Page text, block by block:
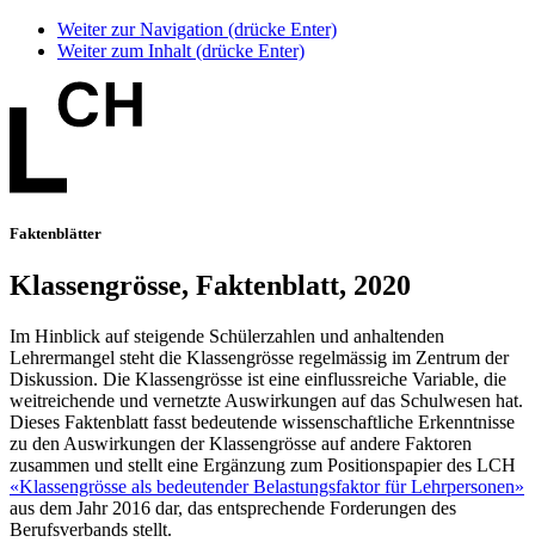
Weiter zur Navigation (drücke Enter)
Weiter zum Inhalt (drücke Enter)
Faktenblätter
Klassengrösse, Faktenblatt, 2020
Im Hinblick auf steigende Schülerzahlen und anhaltenden
Lehrermangel steht die Klassengrösse regelmässig im Zentrum der
Diskussion. Die Klassengrösse ist eine einflussreiche Variable, die
weitreichende und vernetzte Auswirkungen auf das Schulwesen hat.
Dieses Faktenblatt fasst bedeutende wissenschaftliche Erkenntnisse
zu den Auswirkungen der Klassengrösse auf andere Faktoren
zusammen und stellt eine Ergänzung zum Positionspapier des LCH
«Klassengrösse als bedeutender Belastungsfaktor für Lehrpersonen»
aus dem Jahr 2016 dar, das entsprechende Forderungen des
Berufsverbands stellt.